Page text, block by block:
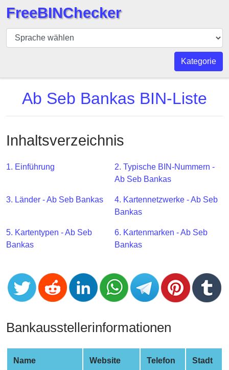
BIN
Prüfer
Nummer
BIN
API
BIN
Generator
v2
CC
Generator
Credit
Validator
Card
Generator
FreeBINChecker
Kategorie
Ab Seb Bankas BIN-Liste
Inhaltsverzeichnis
1. Einführung
2. Typische BIN-Nummern -
Ab Seb Bankas
3. Länder - Ab Seb Bankas
4. Kartennetzwerke - Ab Seb
Bankas
5. Kartentypen - Ab Seb
Bankas
6. Kartenmarken - Ab Seb
Bankas
Bankausstellerinformationen
Name Website Telefon Stadt